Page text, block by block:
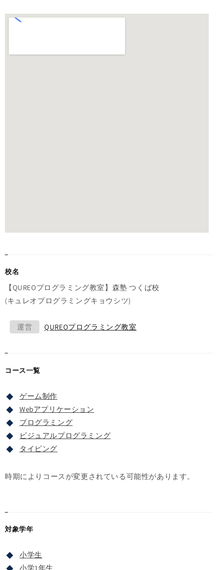
校名
【QUREOプログラミング教室】森塾 つくば校
(キュレオプログラミングキョウシツ)
運営 QUREOプログラミング教室
コース一覧
ゲーム制作
Webアプリケーション
プログラミング
ビジュアルプログラミング
タイピング
時期によりコースが変更されている可能性があります。
対象学年
小学生
小学1年生